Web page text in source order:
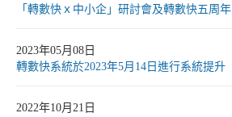
「轉數快ｘ中小企」研討會及轉數快五周年
2023年05月08日
轉數快系統於2023年5月14日進行系統提升
2022年10月21日